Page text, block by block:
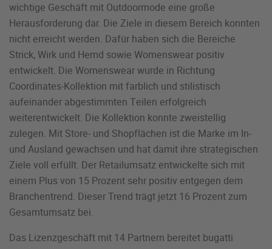
wichtige Geschäft mit Outdoormode eine große
Herausforderung dar. Die Ziele in diesem Bereich konnten
nicht erreicht werden. Dafür haben sich die Bereiche
Strick, Wirk und Hemd sowie Womenswear positiv
entwickelt. Die Womenswear wurde in Richtung
Coordinates-Kollektion mit farblich und stilistisch
aufeinander abgestimmten Teilen erfolgreich
weiterentwickelt. Die Kollektion konnte zweistellig
zulegen. Mit Store- und Shopflächen ist die Marke im In-
und Ausland gewachsen und hat damit ihre strategischen
Ziele voll erfüllt. Der Retailumsatz entwickelte sich mit
einem Plus von 15 Prozent sehr positiv entgegen dem
Branchentrend. Dieser Trend trägt jetzt 16 Prozent zum
Gesamtumsatz bei.
Das Lizenzgeschäft mit 14 Partnern bereitet bugatti